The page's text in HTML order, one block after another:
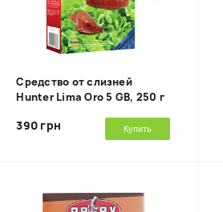
Средство от слизней
Hunter Lima Oro 5 GB, 250 г
390 грн Купить